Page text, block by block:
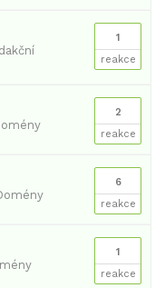
1
reakce
2
reakce
6
reakce
1
reakce